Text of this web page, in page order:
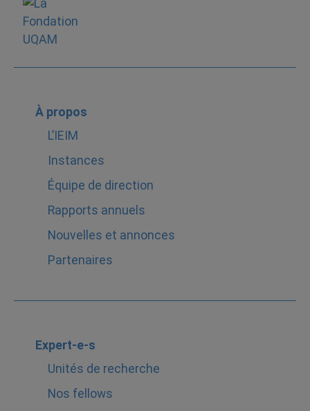
À propos
L’IEIM
Instances
Équipe de direction
Rapports annuels
Nouvelles et annonces
Partenaires
Expert-e-s
Unités de recherche
Nos fellows